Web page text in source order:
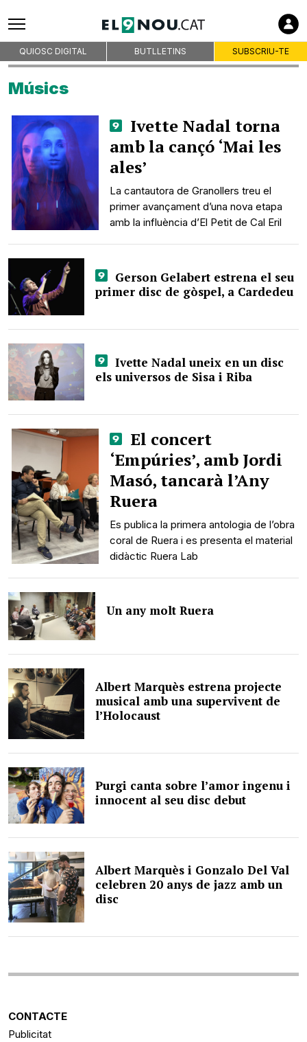
QUIOSC DIGITAL BUTLLETINS SUBSCRIU-TE
Músics
Ivette Nadal torna
amb la cançó ‘Mai les
ales’
La cantautora de Granollers treu el
primer avançament d’una nova etapa
amb la influència d’El Petit de Cal Eril
Gerson Gelabert estrena el seu
primer disc de gòspel, a Cardedeu
Ivette Nadal uneix en un disc
els universos de Sisa i Riba
El concert
‘Empúries’, amb Jordi
Masó, tancarà l’Any
Ruera
Es publica la primera antologia de l’obra
coral de Ruera i es presenta el material
didàctic Ruera Lab
Un any molt Ruera
Albert Marquès estrena projecte
musical amb una supervivent de
l’Holocaust
Purgi canta sobre l’amor ingenu i
innocent al seu disc debut
Albert Marquès i Gonzalo Del Val
celebren 20 anys de jazz amb un
disc
CONTACTE
Publicitat